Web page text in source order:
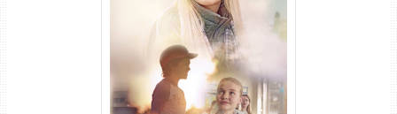
Uma Amizade para Recordar
Torrent (2025) WEB-DL 1080p
Dual Áudio